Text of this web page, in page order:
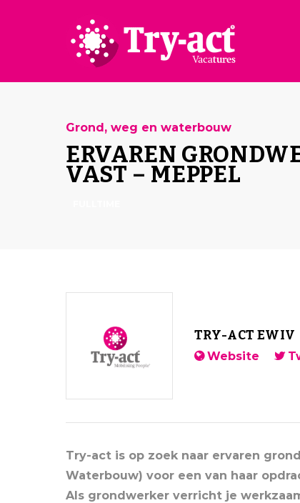
Grond, weg en waterbouw
ERVAREN
VAST – MEPPEL
TRY-ACT EWIV
Website
Try-act is op zoek naar ervaren
Waterbouw) voor een van haar
Als grondwerker verricht je